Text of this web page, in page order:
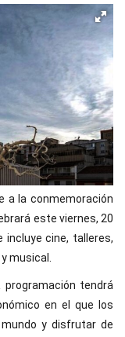
a la conmemoración
este viernes, 20
incluye cine, talleres,
musical.
tendrá
en el que los
y disfrutar de